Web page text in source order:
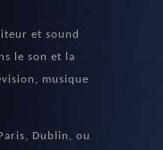
et sound
le son et la
musique
Dublin, ou